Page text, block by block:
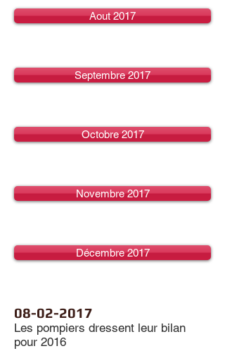
Aout 2017
Septembre 2017
Octobre 2017
Novembre 2017
Décembre 2017
08-02-2017
Les pompiers dressent leur bilan
pour 2016